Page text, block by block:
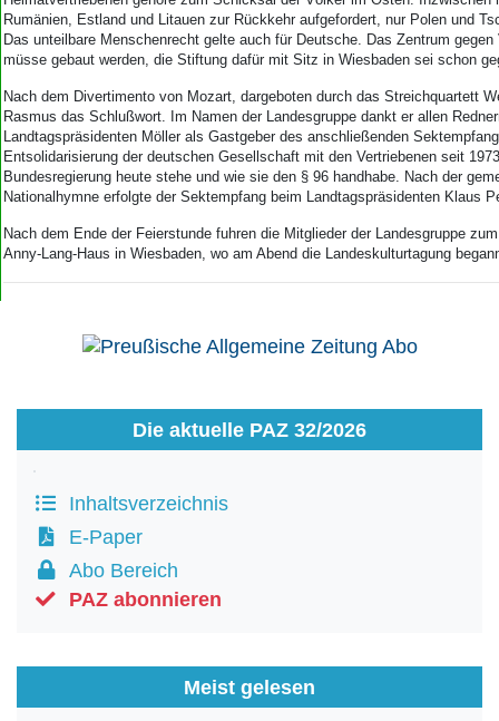
Rumänien, Estland und Litauen zur Rückkehr aufgefordert, nur Polen und
Das unteilbare Menschenrecht gelte auch für Deutsche. Das Zentrum gegen
müsse gebaut werden, die Stiftung dafür mit Sitz in Wiesbaden sei schon
Nach dem Divertimento von Mozart, dargeboten durch das Streichquartett
Rasmus das Schlußwort. Im Namen der Landesgruppe dankt er allen
Landtagspräsidenten Möller als Gastgeber des anschließenden
Entsolidarisierung der deutschen Gesellschaft mit den Vertriebenen seit
Bundesregierung heute stehe und wie sie den § 96 handhabe. Nach der
Nationalhymne erfolgte der Sektempfang beim Landtagspräsidenten Klaus
Nach dem Ende der Feierstunde fuhren die Mitglieder der Landesgruppe
Anny-Lang-Haus in Wiesbaden, wo am Abend die Landeskulturtagung
Die aktuelle PAZ 32/2026
Inhaltsverzeichnis
E-Paper
Abo Bereich
PAZ abonnieren
Meist gelesen